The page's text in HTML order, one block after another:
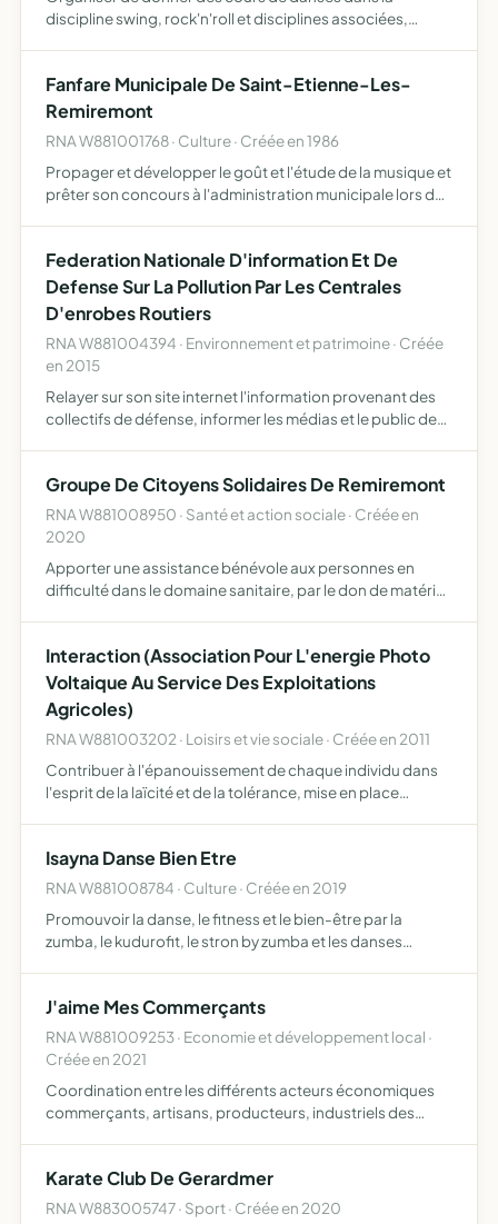
discipline swing, rock'n'roll et disciplines associées,
dance-show, sé…
Fanfare Municipale De Saint-Etienne-Les-
Remiremont
RNA W881001768 · Culture · Créée en 1986
Propager et développer le goût et l'étude de la musique et
prêter son concours à l'administration municipale lors de
Federation Nationale D'information Et De
Defense Sur La Pollution Par Les Centrales
D'enrobes Routiers
RNA W881004394 · Environnement et patrimoine · Créée
en 2015
Relayer sur son site internet l'information provenant des
collectifs de défense, informer les médias et le public des
Groupe De Citoyens Solidaires De Remiremont
RNA W881008950 · Santé et action sociale · Créée en
2020
Apporter une assistance bénévole aux personnes en
difficulté dans le domaine sanitaire, par le don de matériel
Interaction (Association Pour L'energie Photo
Voltaique Au Service Des Exploitations
Agricoles)
RNA W881003202 · Loisirs et vie sociale · Créée en 2011
Contribuer à l'épanouissement de chaque individu dans
l'esprit de la laïcité et de la tolérance, mise en place
Isayna Danse Bien Etre
RNA W881008784 · Culture · Créée en 2019
Promouvoir la danse, le fitness et le bien-être par la
zumba, le kudurofit, le stron by zumba et les danses
J'aime Mes Commerçants
RNA W881009253 · Economie et développement local ·
Créée en 2021
Coordination entre les différents acteurs économiques
commerçants, artisans, producteurs, industriels des
L'accueil…
Karate Club De Gerardmer
RNA W883005747 · Sport · Créée en 2020